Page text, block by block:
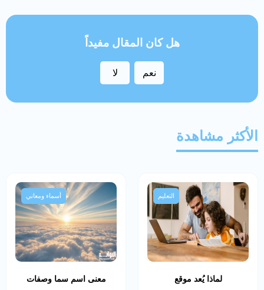
هل كان المقال مفيداً
نعم لا
الأكثر مشاهدة
التعليم
لماذا يُعد موقع
أسماء ومعاني
معنى اسم سما وصفات